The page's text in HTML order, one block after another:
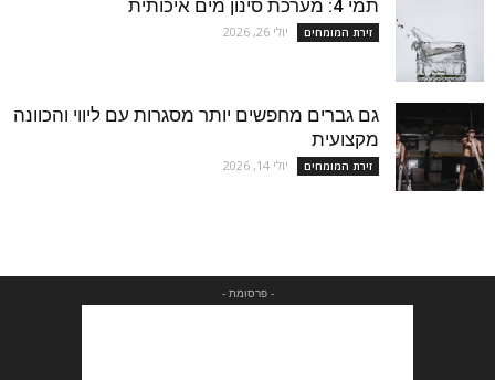
תמי 4: מערכת סינון מים איכותית
זירת המומחים יולי 26, 2026
גם גברים מחפשים יותר מסגרות עם ליווי והכוונה
מקצועית
זירת המומחים יולי 14, 2026
- פרסומת -